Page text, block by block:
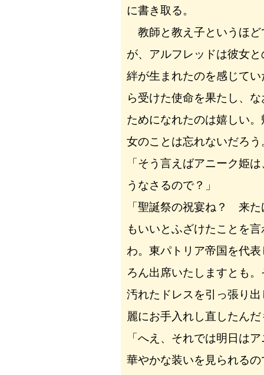
に書き取る。
教師と教え子というほど
が、アルフレッドは彼女
絆が生まれたのを感じて
ら受けた使命を果たし、
ためになれたのは嬉しい
女のことは忘れないだろう
「そう言えばアニーク姫
うなさるので？」
「聖誕祭の祝宴ね？ 来た
もいいとふざけたことを
わ。東パトリア帝国を代
ろん出席いたしますとも
汚れたドレスを引っ張り
麗にお手入れし直したん
「へえ、それでは明日は
華やかな装いを見られる